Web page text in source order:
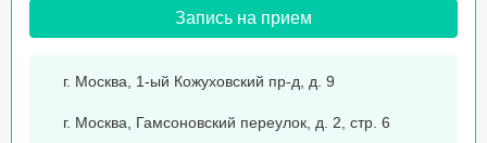
Запись на прием
г. Москва, 1-ый Кожуховский пр-д, д. 9
г. Москва, Гамсоновский переулок, д. 2, стр. 6